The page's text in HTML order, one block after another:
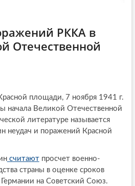
РККА в
Отечественной
площади, 7 ноября 1941 г.
начала Великой Отечественной
литературе называется
неудач и поражений Красной
считаютпросчет военно-
страны в оценке сроков
на Советский Союз.